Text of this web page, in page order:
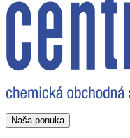
Naša ponuka